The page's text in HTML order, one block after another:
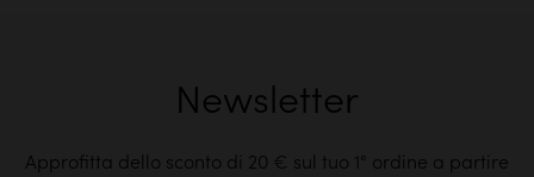
Newsletter
Approfitta dello sconto di 20 € sul tuo 1° ordine a partire